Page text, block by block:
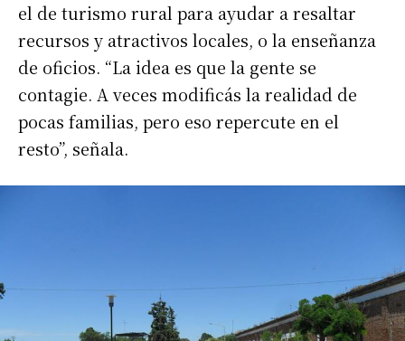
Dirección de correo electrónico *
Nombre
Apellidos
el de turismo rural para ayudar a resaltar
recursos y atractivos locales, o la enseñanza
de oficios. “La idea es que la gente se
contagie. A veces modificás la realidad de
pocas familias, pero eso repercute en el
resto”, señala.